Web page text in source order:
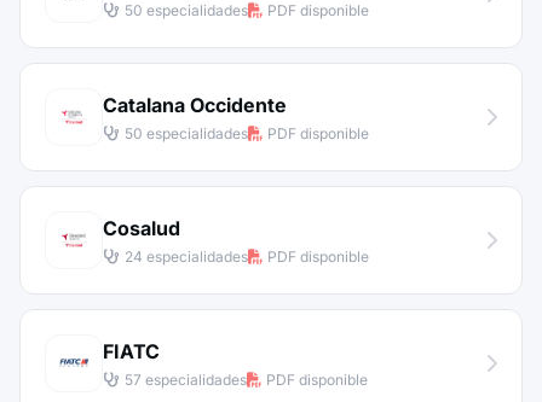
50 especialidades PDF disponible
Catalana Occidente
50 especialidades PDF disponible
Cosalud
24 especialidades PDF disponible
FIATC
57 especialidades PDF disponible